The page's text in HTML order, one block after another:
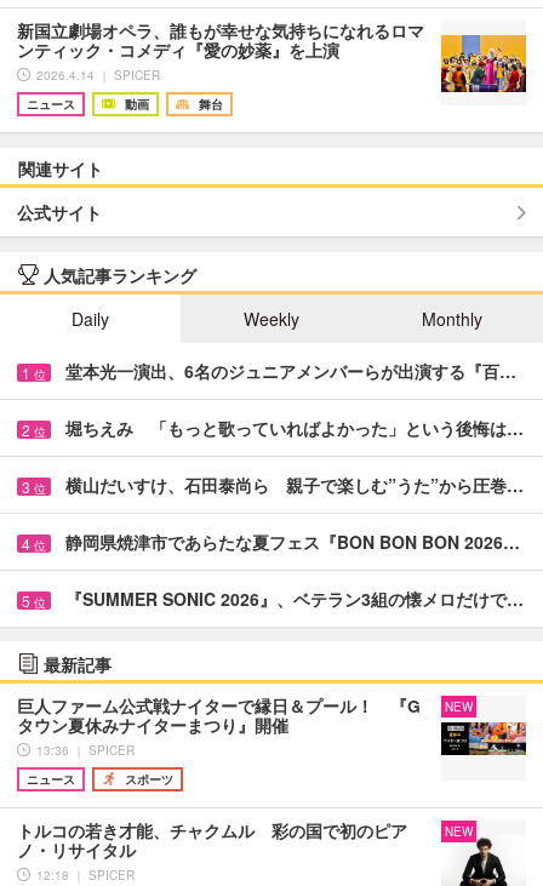
新国立劇場オペラ、誰もが幸せな気持ちになれるロマ
ンティック・コメディ『愛の妙薬』を上演
2026.4.14 ｜ SPICER
ニュース
動画 舞台
関連サイト
公式サイト
人気記事ランキング
Daily
Weekly Monthly
1 位 堂本光一演出、6名のジュニアメンバーらが出演する『百…
2 位 堀ちえみ 「もっと歌っていればよかった」という後悔は…
3 位 横山だいすけ、石田泰尚ら 親子で楽しむ”うた”から圧巻…
4 位 静岡県焼津市であらたな夏フェス『BON BON BON 2026…
5 位 『SUMMER SONIC 2026』、ベテラン3組の懐メロだけで…
最新記事
巨人ファーム公式戦ナイターで縁日＆プール！ 『G
タウン夏休みナイターまつり』開催
13:36 ｜ SPICER
ニュース
スポーツ
NEW
トルコの若き才能、チャクムル 彩の国で初のピア
ノ・リサイタル
12:18 ｜ SPICER
NEW